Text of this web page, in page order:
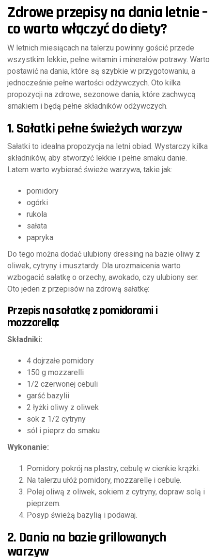
Zdrowe przepisy na dania letnie –
co warto włączyć do diety?
W letnich miesiącach na talerzu powinny gościć przede
wszystkim lekkie, pełne witamin i minerałów potrawy. Warto
postawić na dania, które są szybkie w przygotowaniu, a
jednocześnie pełne wartości odżywczych. Oto kilka
propozycji na zdrowe, sezonowe dania, które zachwycą
smakiem i będą pełne składników odżywczych.
1. Sałatki pełne świeżych warzyw
Sałatki to idealna propozycja na letni obiad. Wystarczy kilka
składników, aby stworzyć lekkie i pełne smaku danie.
Latem warto wybierać świeże warzywa, takie jak:
pomidory
ogórki
rukola
sałata
papryka
Do tego można dodać ulubiony dressing na bazie oliwy z
oliwek, cytryny i musztardy. Dla urozmaicenia warto
wzbogacić sałatkę o orzechy, awokado, czy ulubiony ser.
Oto jeden z przepisów na zdrową sałatkę:
Przepis na sałatkę z pomidorami i
mozzarellą:
Składniki:
4 dojrzałe pomidory
150 g mozzarelli
1/2 czerwonej cebuli
garść bazylii
2 łyżki oliwy z oliwek
sok z 1/2 cytryny
sól i pieprz do smaku
Wykonanie:
Pomidory pokrój na plastry, cebulę w cienkie krążki.
Na talerzu ułóż pomidory, mozzarellę i cebulę.
Polej oliwą z oliwek, sokiem z cytryny, dopraw solą i
pieprzem.
Posyp świeżą bazylią i podawaj.
2. Dania na bazie grillowanych
warzyw